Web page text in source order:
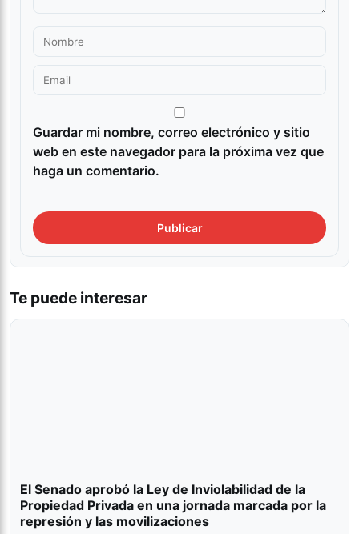
Guardar mi nombre, correo electrónico y sitio
web en este navegador para la próxima vez que
haga un comentario.
Te puede interesar
El Senado aprobó la Ley de Inviolabilidad de la
Propiedad Privada en una jornada marcada por la
represión y las movilizaciones